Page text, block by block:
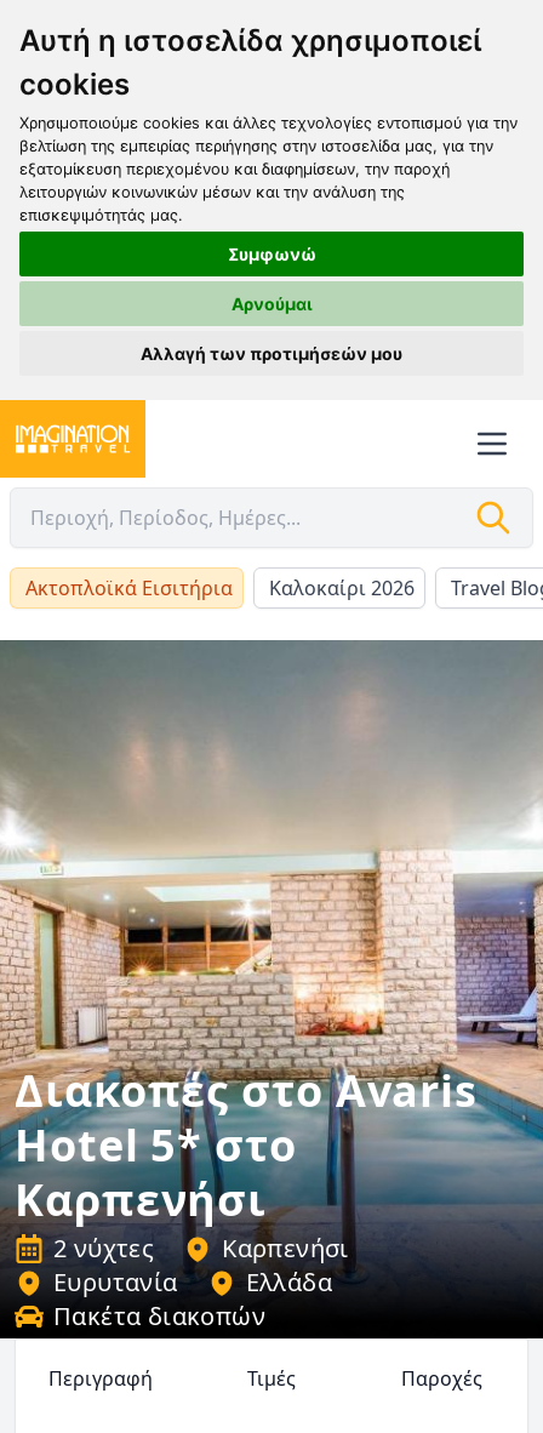
Αυτή η ιστοσελίδα χρησιμοποιεί
cookies
Χρησιμοποιούμε cookies και άλλες τεχνολογίες εντοπισμού για την
βελτίωση της εμπειρίας περιήγησης στην ιστοσελίδα μας, για την
εξατομίκευση περιεχομένου και διαφημίσεων, την παροχή
λειτουργιών κοινωνικών μέσων και την ανάλυση της
επισκεψιμότητάς μας.
Συμφωνώ
Αρνούμαι
Αλλαγή των προτιμήσεών μου
Ακτοπλοϊκά Εισιτήρια Καλοκαίρι 2026 Travel
Διακοπές στο Avaris
Hotel 5* στο
Καρπενήσι
2 νύχτες
Καρπενήσι
Ευρυτανία
Ελλάδα
Πακέτα διακοπών
Περιγραφή Τιμές Παροχές